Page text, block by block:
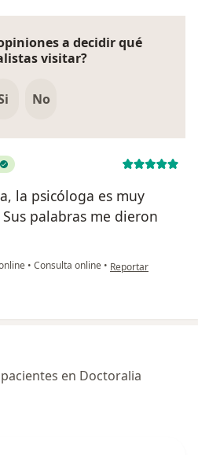
a decidir qué
visitar?
No
la psicóloga es muy
palabras me dieron
• Consulta online • en opinión del
Reportar
en Doctoralia